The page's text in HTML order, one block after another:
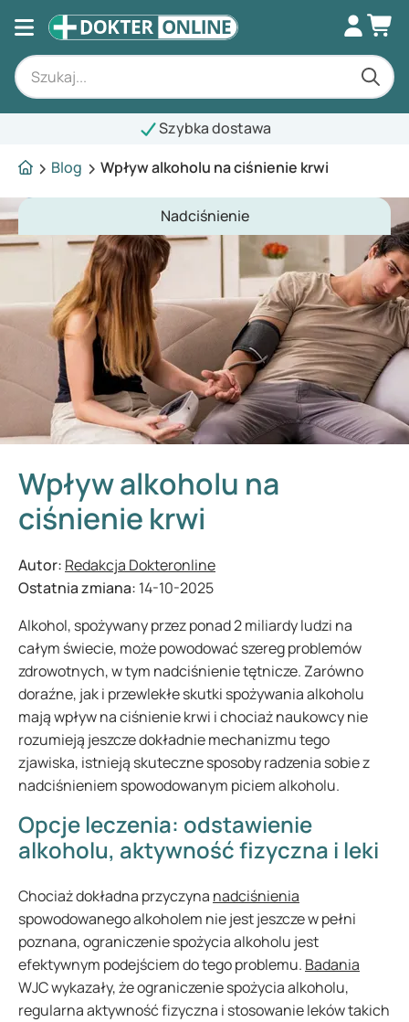
Szybka dostawa
Blog
Wpływ alkoholu na ciśnienie krwi
Nadciśnienie
Wpływ alkoholu na
ciśnienie krwi
Autor: Redakcja Dokteronline
Ostatnia zmiana: 14-10-2025
Alkohol, spożywany przez ponad 2 miliardy ludzi na
całym świecie, może powodować szereg problemów
zdrowotnych, w tym nadciśnienie tętnicze. Zarówno
doraźne, jak i przewlekłe skutki spożywania alkoholu
mają wpływ na ciśnienie krwi i chociaż naukowcy nie
rozumieją jeszcze dokładnie mechanizmu tego
zjawiska, istnieją skuteczne sposoby radzenia sobie z
nadciśnieniem spowodowanym piciem alkoholu.
Opcje leczenia: odstawienie
alkoholu, aktywność fizyczna i leki
Chociaż dokładna przyczyna nadciśnienia
spowodowanego alkoholem nie jest jeszcze w pełni
poznana, ograniczenie spożycia alkoholu jest
efektywnym podejściem do tego problemu. Badania
WJC wykazały, że ograniczenie spożycia alkoholu,
regularna aktywność fizyczna i stosowanie leków takich